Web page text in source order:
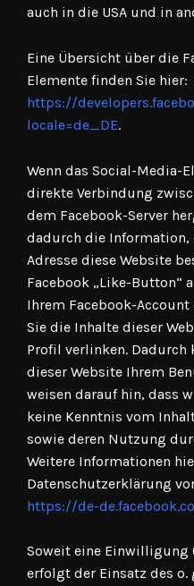
auch in die USA und in
Eine Übersicht über die
Elemente finden Sie hier:
https://
locale=de_DE.
Wenn das Social-Media-
direkte Verbindung
dem Facebook-Server
dadurch die Information,
Adresse diese Website
Facebook „Like-Button“
Ihrem Facebook-
Sie die Inhalte dieser
Profil verlinken. Dadurch
dieser Website Ihrem
weisen darauf hin, dass
keine Kenntnis vom
sowie deren Nutzung
Weitere Informationen
Datenschutzerklärung
https://de-
Soweit eine Einwilligung
erfolgt der Einsatz des o.